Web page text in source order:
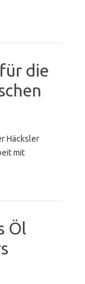
die
Häcksler
mit
Öl